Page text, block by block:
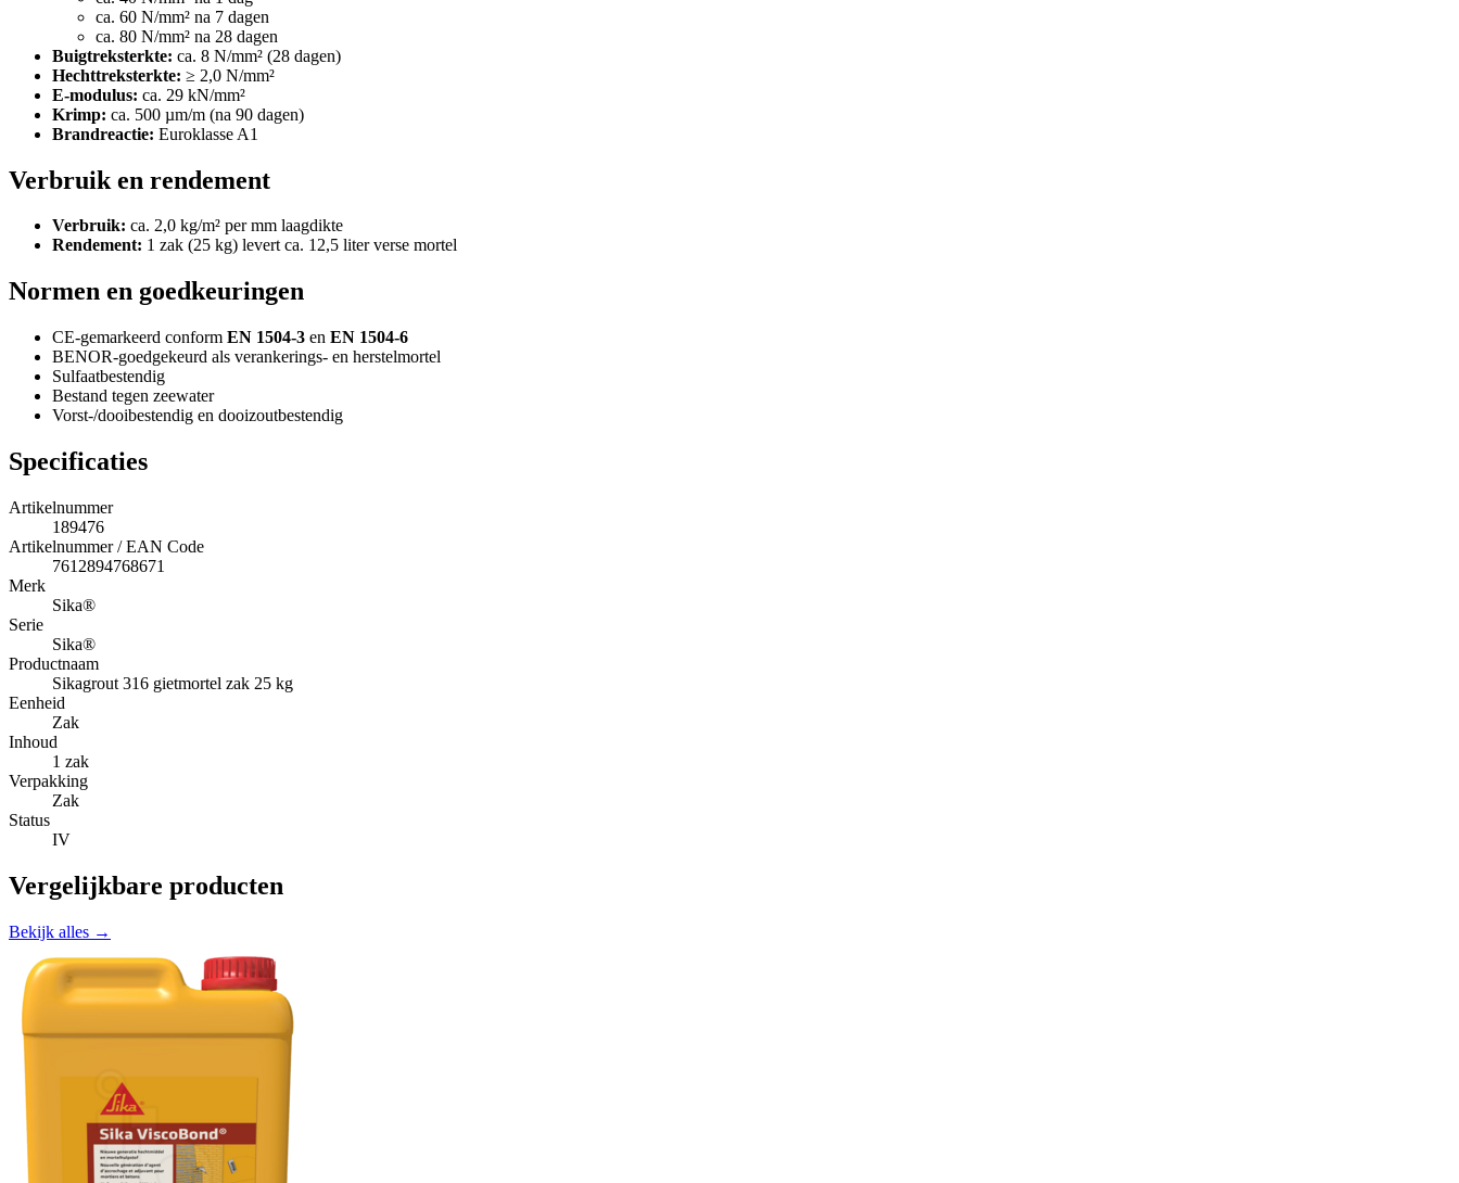
ca. 60 N/mm² na 7 dagen
ca. 80 N/mm² na 28 dagen
Buigtreksterkte: ca. 8 N/mm² (28 dagen)
Hechttreksterkte: ≥ 2,0 N/mm²
E-modulus: ca. 29 kN/mm²
Krimp: ca. 500 µm/m (na 90 dagen)
Brandreactie: Euroklasse A1
Verbruik en rendement
Verbruik: ca. 2,0 kg/m² per mm laagdikte
Rendement: 1 zak (25 kg) levert ca. 12,5 liter verse mortel
Normen en goedkeuringen
CE-gemarkeerd conform EN 1504-3 en EN 1504-6
BENOR-goedgekeurd als verankerings- en herstelmortel
Sulfaatbestendig
Bestand tegen zeewater
Vorst-/dooibestendig en dooizoutbestendig
Specificaties
Artikelnummer
189476
Artikelnummer / EAN Code
7612894768671
Merk
Sika®
Serie
Sika®
Productnaam
Sikagrout 316 gietmortel zak 25 kg
Eenheid
Zak
Inhoud
1 zak
Verpakking
Zak
Status
IV
Vergelijkbare producten
Bekijk alles →